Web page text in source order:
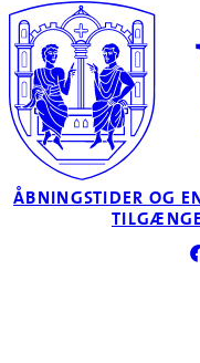
ÅBNINGSTIDER OG